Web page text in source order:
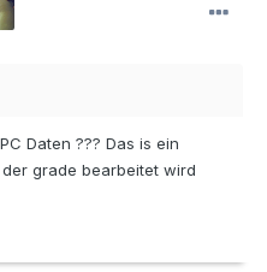
Daten ??? Das is ein
grade bearbeitet wird